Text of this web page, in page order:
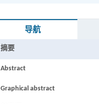
导航
摘要
Abstract
Graphical abstract